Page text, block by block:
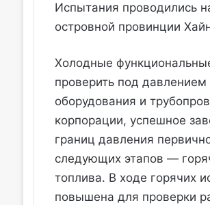
Испытания проводились
островной провинции
Холодные
проверить под давлением
оборудования и
корпорации, успешное
границ давления
следующих этапов —
топлива. В ходе горячих
повышена для проверки